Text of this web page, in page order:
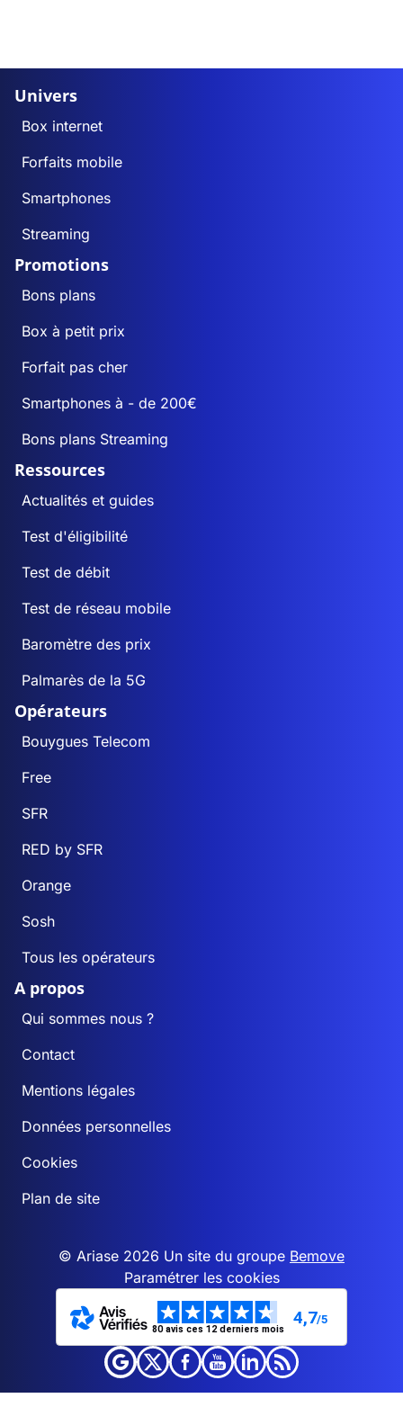
Univers
Box internet
Forfaits mobile
Smartphones
Streaming
Promotions
Bons plans
Box à petit prix
Forfait pas cher
Smartphones à - de 200€
Bons plans Streaming
Ressources
Actualités et guides
Test d'éligibilité
Test de débit
Test de réseau mobile
Baromètre des prix
Palmarès de la 5G
Opérateurs
Bouygues Telecom
Free
SFR
RED by SFR
Orange
Sosh
Tous les opérateurs
A propos
Qui sommes nous ?
Contact
Mentions légales
Données personnelles
Cookies
Plan de site
© Ariase 2026 Un site du groupe Bemove
Paramétrer les cookies
80 avis ces 12 derniers mois
4,7/5